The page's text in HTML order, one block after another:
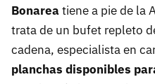
Bonareatiene a pie de la
trata de un bufet repleto
cadena, especialista en
planchas disponibles